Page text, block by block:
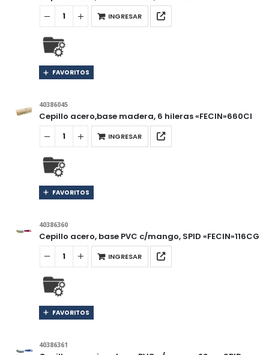
INGRESAR
FAVORITOS
40386045
Cepillo acero,base madera, 6 hileras «FECIN»660CI
INGRESAR
FAVORITOS
40386360
Cepillo acero, base PVC c/mango, SPID «FECIN»116CG
INGRESAR
FAVORITOS
40386361